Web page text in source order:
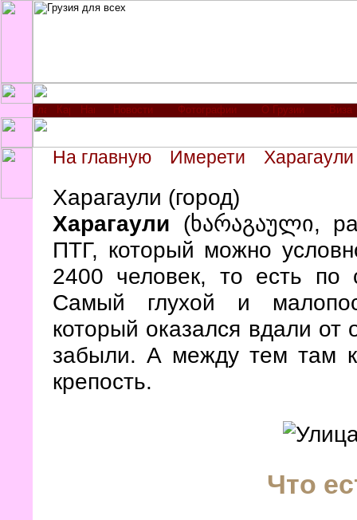
Новости Фотографии О Грузии Виза
На главную Имерети Харагаули
Харагаули (город)
Харагаули (ხარაგაული,
ПТГ, который можно
2400 человек, то есть по
Самый глухой и
который оказался вдали от
забыли. А между тем там
крепость.
Что